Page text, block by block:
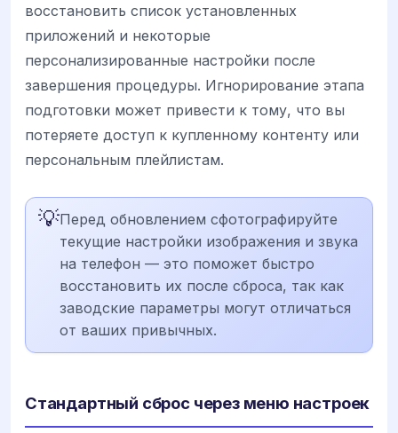
восстановить список установленных
приложений и некоторые
персонализированные настройки после
завершения процедуры. Игнорирование этапа
подготовки может привести к тому, что вы
потеряете доступ к купленному контенту или
персональным плейлистам.
💡Перед обновлением сфотографируйте
текущие настройки изображения и звука
на телефон — это поможет быстро
восстановить их после сброса, так как
заводские параметры могут отличаться
от ваших привычных.
Стандартный сброс через меню настроек